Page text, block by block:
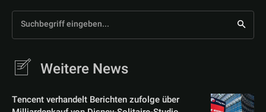
Suchbegriff eingeben...
Weitere News
Tencent verhandelt Berichten zufolge über